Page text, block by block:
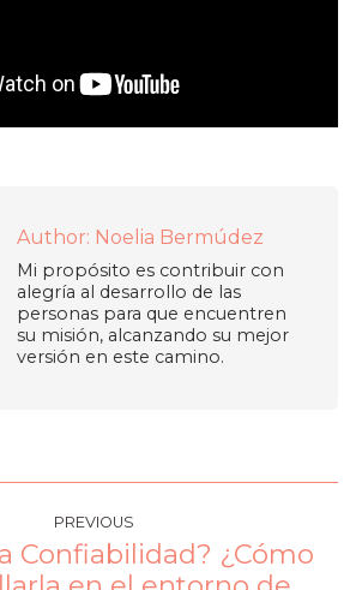
Author: Noelia Bermúdez
Mi propósito es contribuir con
alegría al desarrollo de las
personas para que encuentren
su misión, alcanzando su mejor
versión en este camino.
PREVIOUS
Confiabilidad? ¿Cómo